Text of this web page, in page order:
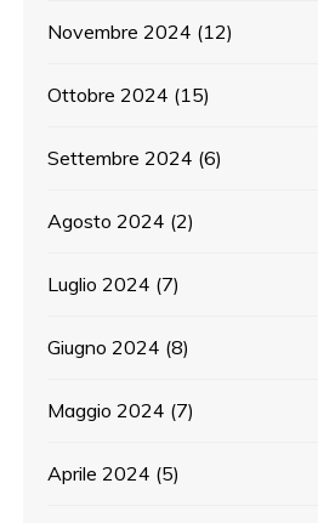
Novembre 2024 (12)
Ottobre 2024 (15)
Settembre 2024 (6)
Agosto 2024 (2)
Luglio 2024 (7)
Giugno 2024 (8)
Maggio 2024 (7)
Aprile 2024 (5)